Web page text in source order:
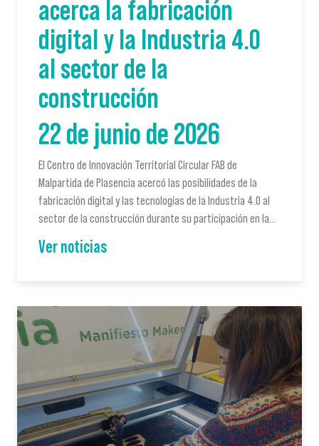
acerca la fabricación
digital y la Industria 4.0
al sector de la
construcción
22 de junio de 2026
El Centro de Innovación Territorial Circular FAB de
Malpartida de Plasencia acercó las posibilidades de la
fabricación digital y las tecnologías de la Industria 4.0 al
sector de la construcción durante su participación en la…
Ver noticias